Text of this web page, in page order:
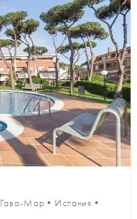
Гава-Мар • Испания •